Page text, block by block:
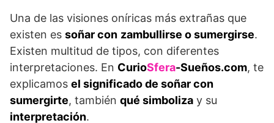
Una de las visiones oníricas más extrañas que
existen es soñar con zambullirse o sumergirse.
Existen multitud de tipos, con diferentes
interpretaciones. En CurioSfera-Sueños.com, te
explicamos el significado de soñar con
sumergirte, también qué simboliza y su
interpretación.